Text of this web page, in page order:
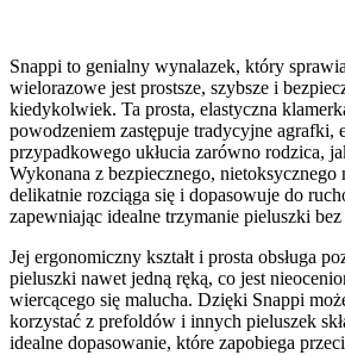
Snappi to genialny wynalazek, który
wielorazowe jest prostsze, szybsze i
kiedykolwiek. Ta prosta, elastyczna
powodzeniem zastępuje tradycyjne agrafki,
przypadkowego ukłucia zarówno rodzica,
Wykonana z bezpiecznego, nietoksycznego
delikatnie rozciąga się i dopasowuje do
zapewniając idealne trzymanie pieluszki
Jej ergonomiczny kształt i prosta obsługa
pieluszki nawet jedną ręką, co jest
wiercącego się malucha. Dzięki Snappi
korzystać z prefoldów i innych pieluszek
idealne dopasowanie, które zapobiega